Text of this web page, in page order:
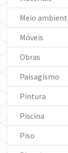
Meio
Móveis
Obras
Paisagismo
Pintura
Piscina
Piso